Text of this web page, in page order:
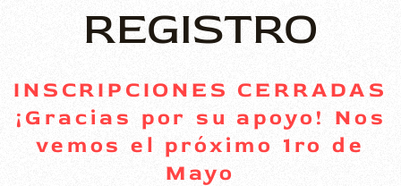
REGISTRO
INSCRIPCIONES CERRADAS
¡Gracias por su apoyo! Nos
vemos el próximo 1ro de
Mayo